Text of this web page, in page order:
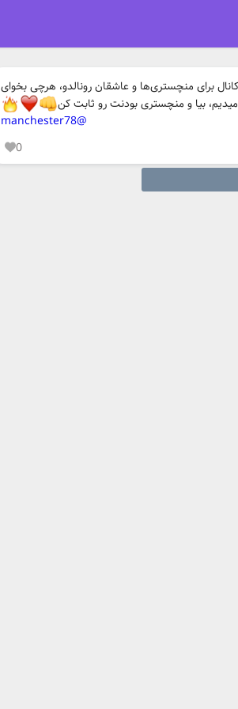
برای منچستری‌ها و عاشقان رونالدو، هرچی بخوای
بیا و منچستری بودنت رو ثابت کن
@manchester78
0